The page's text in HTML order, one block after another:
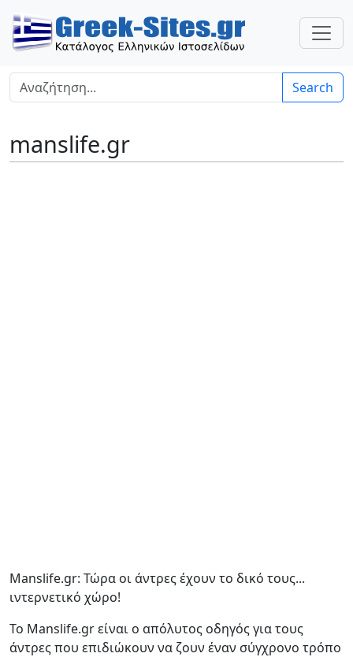
Search
manslife.gr
Manslife.gr: Τώρα οι άντρες έχουν το δικό τους...
ιντερνετικό χώρο!
Το Manslife.gr είναι ο απόλυτος οδηγός για τους
άντρες που επιδιώκουν να ζουν έναν σύγχρονο τρόπο